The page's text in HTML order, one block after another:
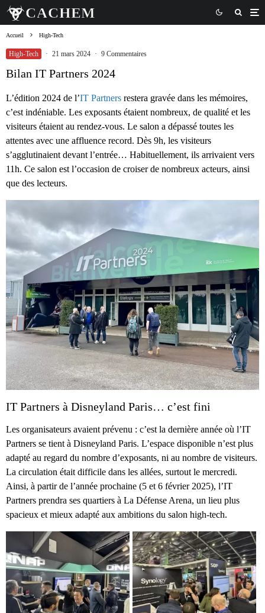
Accueil High-Tech
High-Tech · 21 mars 2024 · 9 Commentaires
Bilan IT Partners 2024
L’édition 2024 de l’IT Partners restera gravée dans les mémoires,
c’est indéniable. Les exposants étaient nombreux, de qualité et les
visiteurs étaient au rendez-vous. Le salon a dépassé toutes les
attentes avec une affluence record. Dès 9h, les visiteurs
s’agglutinaient devant l’entrée… Habituellement, ils arrivaient vers
11h. Ce salon est l’occasion de croiser de nombreux acteurs, ainsi
que des lecteurs.
IT Partners à Disneyland Paris… c’est fini
Les organisateurs avaient prévenu : c’est la dernière année où l’IT
Partners se tient à Disneyland Paris. L’espace disponible n’est plus
adapté au regard du nombre d’exposants, ni au nombre de visiteurs.
La circulation était difficile dans les allées, surtout le mercredi.
Ainsi, à partir de l’année prochaine (5 et 6 février 2025), l’IT
Partners prendra ses quartiers à La Défense Arena, un lieu plus
spacieux et mieux adapté aux ambitions du salon high-tech.